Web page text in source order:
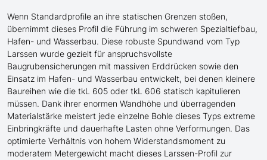
Wenn Standardprofile an ihre statischen Grenzen stoßen,
übernimmt dieses Profil die Führung im schweren Spezialtiefbau,
Hafen- und Wasserbau. Diese robuste Spundwand vom Typ
Larssen wurde gezielt für anspruchsvollste
Baugrubensicherungen mit massiven Erddrücken sowie den
Einsatz im Hafen- und Wasserbau entwickelt, bei denen kleinere
Baureihen wie die tkL 605 oder tkL 606 statisch kapitulieren
müssen. Dank ihrer enormen Wandhöhe und überragenden
Materialstärke meistert jede einzelne Bohle dieses Typs extreme
Einbringkräfte und dauerhafte Lasten ohne Verformungen. Das
optimierte Verhältnis von hohem Widerstandsmoment zu
moderatem Metergewicht macht dieses Larssen-Profil zur